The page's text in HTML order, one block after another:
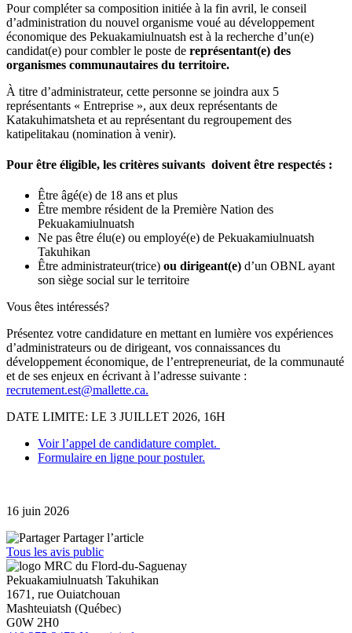
Pour compléter sa composition initiée à la fin avril, le conseil
d’administration du nouvel organisme voué au développement
économique des Pekuakamiulnuatsh est à la recherche d’un(e)
candidat(e) pour combler le poste de représentant(e) des
organismes communautaires du territoire.
À titre d’administrateur, cette personne se joindra aux 5
représentants « Entreprise », aux deux représentants de
Katakuhimatsheta et au représentant du regroupement des
katipelitakau (nomination à venir).
Pour être éligible, les critères suivants doivent être respectés :
Être âgé(e) de 18 ans et plus
Être membre résident de la Première Nation des
Pekuakamiulnuatsh
Ne pas être élu(e) ou employé(e) de Pekuakamiulnuatsh
Takuhikan
Être administrateur(trice) ou dirigeant(e) d’un OBNL ayant
son siège social sur le territoire
Vous êtes intéressés?
Présentez votre candidature en mettant en lumière vos expériences
d’administrateurs ou de dirigeant, vos connaissances du
développement économique, de l’entrepreneuriat, de la communauté
et de ses enjeux en écrivant à l’adresse suivante :
recrutement.est@mallette.ca.
DATE LIMITE: LE 3 JUILLET 2026, 16H
Voir l’appel de candidature complet.
Formulaire en ligne pour postuler.
16 juin 2026
Partager l’article
Tous les avis public
Pekuakamiulnuatsh Takuhikan
1671, rue Ouiatchouan
Mashteuiatsh (Québec)
G0W 2H0